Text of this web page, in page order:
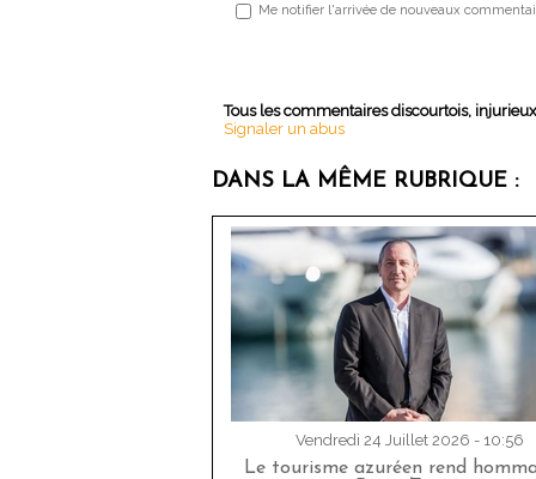
Me notifier l'arrivée de nouveaux
Tous les commentaires discourtois,
Signaler un abus
DANS LA MÊME RUBRIQUE :
Vendredi 24 Juillet 2026 - 10:56
Le tourisme azuréen rend